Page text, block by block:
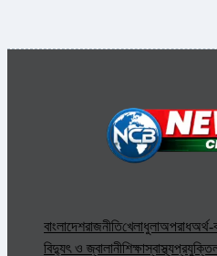
বাংলাদেশরাজনীতিখেলাধুলাঅপরাধঅর্থ-
বিদ্যুৎ ও জ্বালানীশিক্ষাস্বাস্থ্যপ্রযুক্তি